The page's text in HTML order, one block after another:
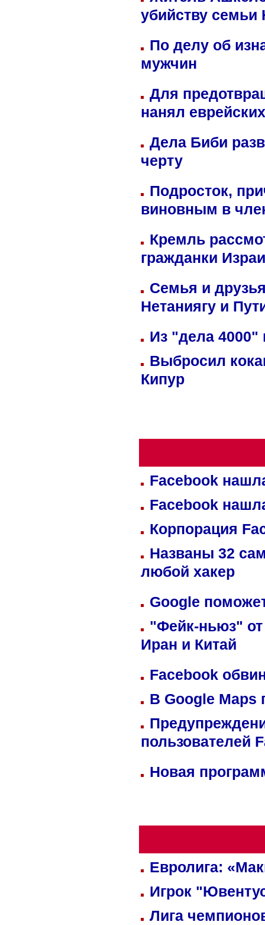
убийству семьи
По делу об
мужчин
Для
нанял
Дела Биби
черту
Подросток,
виновным в
Кремль
гражданки
Семья и
Нетаниягу и
Из "дела 4000"
Выбросил
Кипур
Facebook
Facebook
Корпорация
Названы 32
любой хакер
Google
"Фейк-ньюз" от
Иран и Китай
Facebook
В Google Maps
пользователей
Новая
Евролига:
Игрок
Лига